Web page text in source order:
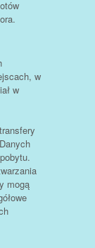
w
w
mogą